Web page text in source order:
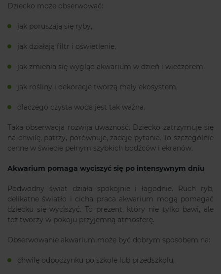
Dziecko może obserwować:
jak poruszają się ryby,
jak działają filtr i oświetlenie,
jak zmienia się wygląd akwarium w dzień i wieczorem,
jak rośliny i dekoracje tworzą mały ekosystem,
dlaczego czysta woda jest tak ważna.
Taka obserwacja rozwija uważność. Dziecko zatrzymuje się
na chwilę, patrzy, porównuje, zadaje pytania. To szczególnie
cenne w świecie pełnym szybkich bodźców i ekranów.
Akwarium pomaga wyciszyć się po intensywnym dniu
Podwodny świat działa spokojnie i łagodnie. Ruch ryb,
delikatne światło i cicha praca akwarium mogą pomagać
dziecku się wyciszyć. To prezent, który nie tylko bawi, ale
też tworzy w pokoju przyjemną atmosferę.
Obserwowanie akwarium może być dobrym sposobem na:
chwilę odpoczynku po szkole lub przedszkolu,